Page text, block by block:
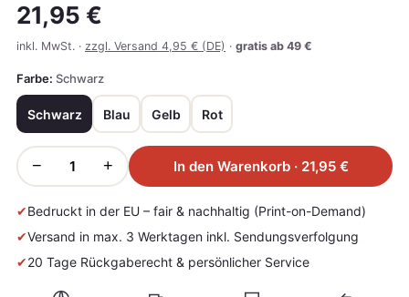
21,95 €
inkl. MwSt. · zzgl. Versand 4,95 € (DE) · gratis ab 49 €
Farbe: Schwarz
Schwarz Blau Gelb Rot
− + In den Warenkorb · 21,95 €
✔Bedruckt in der EU – fair & nachhaltig (Print-on-Demand)
✔Versand in max. 3 Werktagen inkl. Sendungsverfolgung
✔20 Tage Rückgaberecht & persönlicher Service